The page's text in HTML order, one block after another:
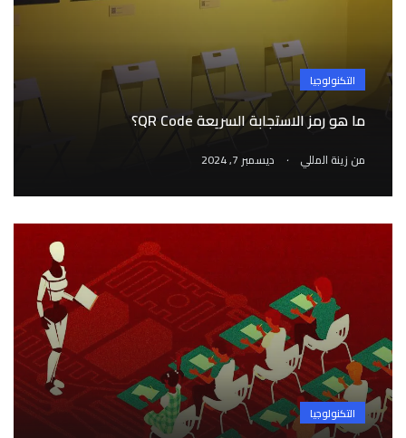
التكنولوجيا
ما هو رمز الاستجابة السريعة QR Code؟
من زينة المللي . ديسمبر 7, 2024
التكنولوجيا